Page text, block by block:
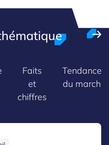
Faits
et
chiffres
Tendances
du marché